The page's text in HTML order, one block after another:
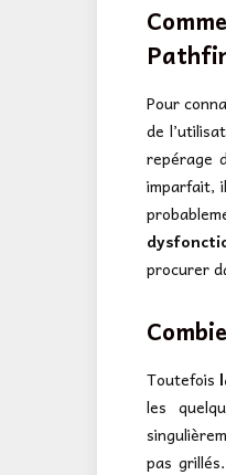
Pour
de
repérage
imparfait,
procurer
Toutefois
les
pas